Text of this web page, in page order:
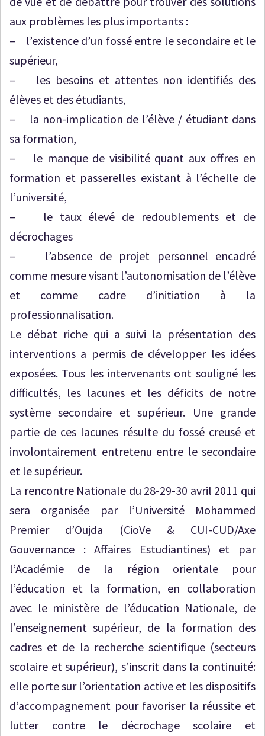
aux problèmes les plus importants :
– l’existence d’un fossé entre le secondaire et le
supérieur,
– les besoins et attentes non identifiés des
élèves et des étudiants,
– la non-implication de l’élève / étudiant dans
sa formation,
– le manque de visibilité quant aux offres en
formation et passerelles existant à l’échelle de
l’université,
– le taux élevé de redoublements et de
décrochages
– l’absence de projet personnel encadré
comme mesure visant l’autonomisation de l’élève
et comme cadre d’initiation à la
professionnalisation.
Le débat riche qui a suivi la présentation des
interventions a permis de développer les idées
exposées. Tous les intervenants ont souligné les
difficultés, les lacunes et les déficits de notre
système secondaire et supérieur. Une grande
partie de ces lacunes résulte du fossé creusé et
involontairement entretenu entre le secondaire
et le supérieur.
La rencontre Nationale du 28-29-30 avril 2011 qui
sera organisée par l’Université Mohammed
Premier d’Oujda (CioVe & CUI-CUD/Axe
Gouvernance : Affaires Estudiantines) et par
l’Académie de la région orientale pour
l’éducation et la formation, en collaboration
avec le ministère de l’éducation Nationale, de
l’enseignement supérieur, de la formation des
cadres et de la recherche scientifique (secteurs
scolaire et supérieur), s’inscrit dans la continuité:
elle porte sur l’orientation active et les dispositifs
d’accompagnement pour favoriser la réussite et
lutter contre le décrochage scolaire et